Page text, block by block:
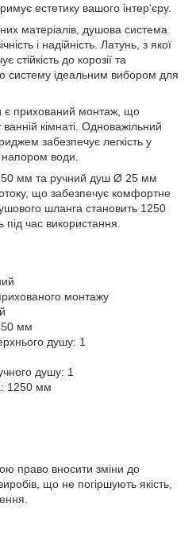
естетику вашого інтер'єру.
матеріалів, душова система
і надійність. Латунь, з якої
стійкість до корозії та
систему ідеальним вибором для
є прихований монтаж, що
кімнаті. Одноважільний
забезпечує легкість у
води.
мм та ручний душ Ø 25 мм
що забезпечує комфортне
шланга становить 1250
час використання.
монтажу
мм
душу: 1
душу: 1
1250 мм
право вносити зміни до
що не погіршують якість,